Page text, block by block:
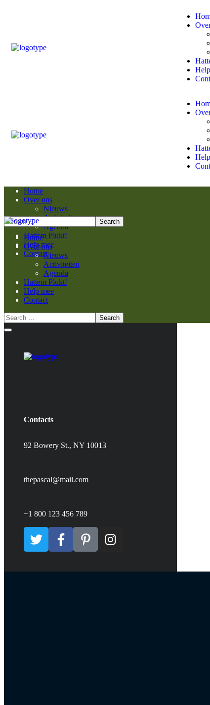
Home
Over ons
Nieuws
Activiteiten
Agenda
Hattem Plukt!
Help mee
Contact
Home
Over ons
Nieuws
Activiteiten
Agenda
Hattem Plukt!
Help mee
Contact
Contacts
92 Bowery St., NY 10013
thepascal@mail.com
+1 800 123 456 789